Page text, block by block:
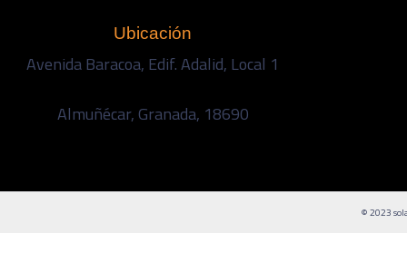
Ubicación
Avenida Baracoa, Edif. Adalid, Local 1
Almuñécar, Granada, 18690
© 2023